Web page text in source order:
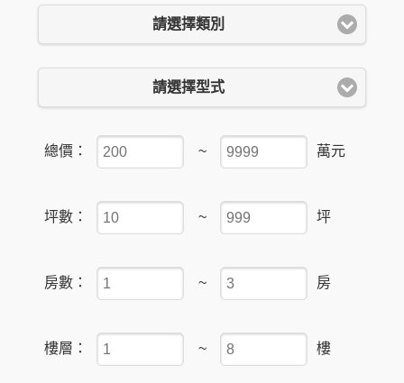
請選擇類別
請選擇型式
總價： ~ 萬元
坪數： ~ 坪
房數： ~ 房
樓層： ~ 樓